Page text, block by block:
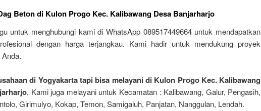
Beton di Kulon Progo Kec. Kalibawang Desa Banjarharjo
untuk menghubungi kami di WhatsApp 089517449664 untuk mendapatkan
dengan harga terjangkau. Kami hadir untuk mendukung proyek
di Yogyakarta tapi bisa melayani di Kulon Progo Kec. Kalibawang
, Kami juga melayani untuk Kecamatan : Kalibawang, Galur, Pengasih,
Girimulyo, Kokap, Temon, Samigaluh, Panjatan, Nanggulan, Lendah.